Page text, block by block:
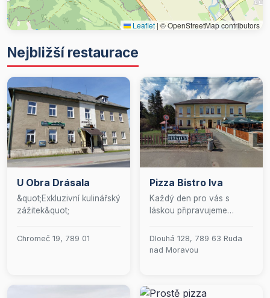
Leaflet|© OpenStreetMap contributors
Nejbližší restaurace
U Obra Drásala
&quot;Exkluzivní kulinářský
zážitek&quot;
Chromeč 19, 789 01
Pizza Bistro Iva
Každý den pro vás s
láskou připravujeme
našeho vlastnoručně
vyrobeného těsta. Naše
kde po předchozí dohodě
Dlouhá 128, 789 63 Ruda
nad Moravou